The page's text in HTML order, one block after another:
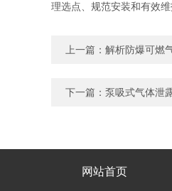
理选点、规范安装和有效
上一篇： 解析防爆可燃
下一篇： 泵吸式气体泄
网站首页